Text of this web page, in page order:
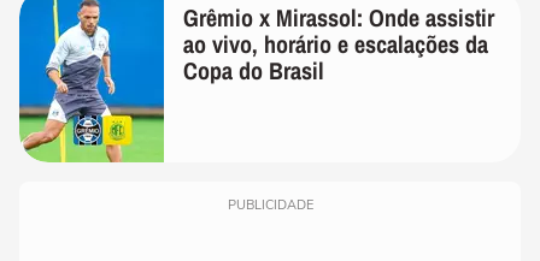
Grêmio x Mirassol: Onde assistir
ao vivo, horário e escalações da
Copa do Brasil
PUBLICIDADE